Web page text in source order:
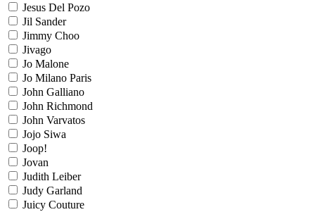
Jesus Del Pozo
Jil Sander
Jimmy Choo
Jivago
Jo Malone
Jo Milano Paris
John Galliano
John Richmond
John Varvatos
Jojo Siwa
Joop!
Jovan
Judith Leiber
Judy Garland
Juicy Couture